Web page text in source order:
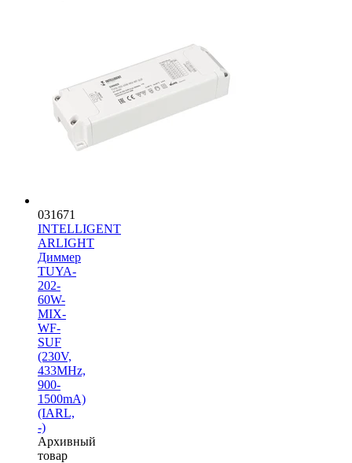
031671
INTELLIGENT
ARLIGHT
Диммер
TUYA-
202-
60W-
MIX-
WF-
SUF
(230V,
433MHz,
900-
1500mA)
(IARL,
-)
Архивный
товар